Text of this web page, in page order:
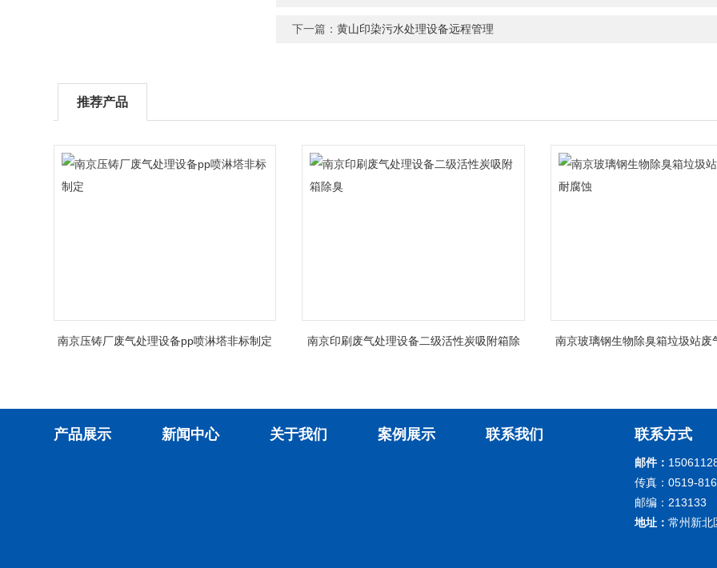
下一篇：黄山印染污水处理设备远程管理
推荐产品
南京压铸厂废气处理设备pp喷淋塔非标制定
南京印刷废气处理设备二级活性炭吸附箱除
南京玻璃钢生物除臭箱垃圾站废
产品展示 新闻中心 关于我们 案例展示 联系我们 联系方式
邮件：
传真：0519-
邮编：213133
地址： 常州新北